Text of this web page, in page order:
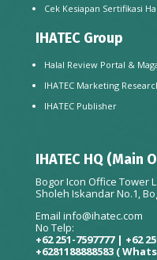
Cek Kesiapan Sertifikasi
IHATEC Group
Halal Review Portal &
IHATEC Marketing
IHATEC Publisher
IHATEC HQ (Main
Bogor Icon Office Tower
Sholeh Iskandar No.1,
Email info@ihatec.com
No Telp:
+62 251-7597777 | +62
+6281188888583 (